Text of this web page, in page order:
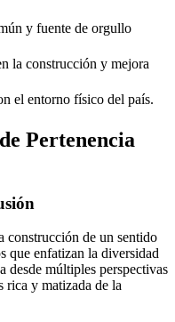
y fuente de orgullo
la construcción y mejora
el entorno físico del país.
Pertenencia
construcción de un sentido
que enfatizan la diversidad
desde múltiples perspectivas
rica y matizada de la